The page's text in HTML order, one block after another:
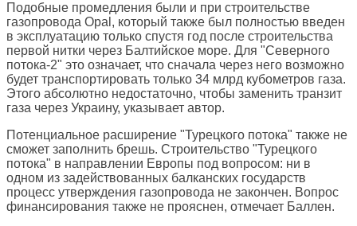
Подобные промедления были и при строительстве
газопровода Opal, который также был полностью введен
в эксплуатацию только спустя год после строительства
первой нитки через Балтийское море. Для "Северного
потока-2" это означает, что сначала через него возможно
будет транспортировать только 34 млрд кубометров газа.
Этого абсолютно недостаточно, чтобы заменить транзит
газа через Украину, указывает автор.
Потенциальное расширение "Турецкого потока" также не
сможет заполнить брешь. Строительство "Турецкого
потока" в направлении Европы под вопросом: ни в
одном из задействованных балканских государств
процесс утверждения газопровода не закончен. Вопрос
финансирования также не прояснен, отмечает Баллен.